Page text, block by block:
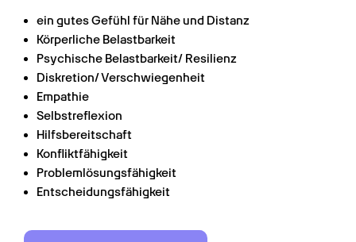
ein gutes Gefühl für Nähe und Distanz
Körperliche Belastbarkeit
Psychische Belastbarkeit/ Resilienz
Diskretion/ Verschwiegenheit
Empathie
Selbstreflexion
Hilfsbereitschaft
Konfliktfähigkeit
Problemlösungsfähigkeit
Entscheidungsfähigkeit